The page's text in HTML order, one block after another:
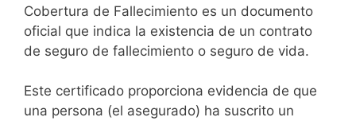
Cobertura de Fallecimiento es un documento
oficial que indica la existencia de un contrato
de seguro de fallecimiento o seguro de vida.
Este certificado proporciona evidencia de que
una persona (el asegurado) ha suscrito un